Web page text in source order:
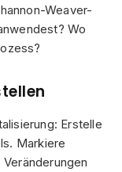
Weaver-
Wo
Erstelle
Markiere